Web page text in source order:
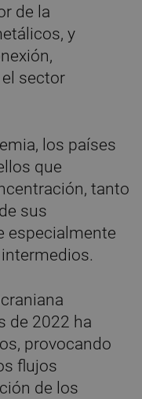
de la
y
sector
los países
que
tanto
sus
especialmente
de 2022 ha
provocando
flujos
de los